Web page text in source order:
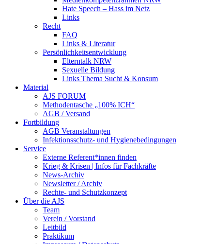
Hate Speech – Hass im Netz
Links
Recht
FAQ
Links & Literatur
Persönlichkeitsentwicklung
Elterntalk NRW
Sexuelle Bildung
Links Thema Sucht & Konsum
Material
AJS FORUM
Methodentasche „100% ICH“
AGB / Versand
Fortbildung
AGB Veranstaltungen
Infektionsschutz- und Hygienebedingungen
Service
Externe Referent*innen finden
Krieg & Krisen | Infos für Fachkräfte
News-Archiv
Newsletter / Archiv
Rechte- und Schutzkonzept
Über die AJS
Team
Verein / Vorstand
Leitbild
Praktikum